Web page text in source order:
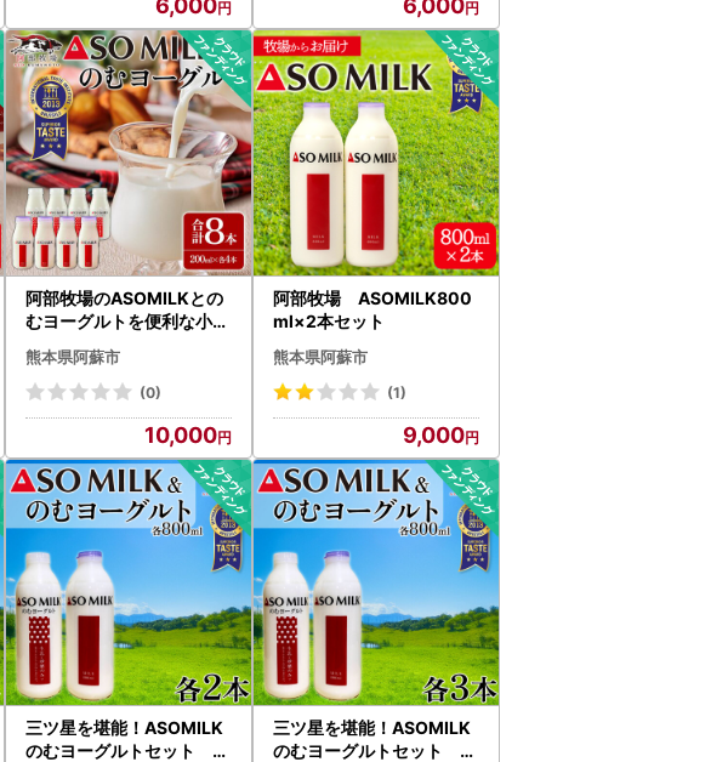
6,000 6,000
阿部牧場のASOMILKとの
むヨーグルトを便利な小分
けでお届け！各4本 計8本
セット
熊本県阿蘇市
(0)
10,000
阿部牧場 ASOMILK800
ml×2本セット
熊本県阿蘇市
(1)
9,000
三ツ星を堪能！ASOMILK
のむヨーグルトセット 各
三ツ星を堪能！ASOMILK
のむヨーグルトセット 各